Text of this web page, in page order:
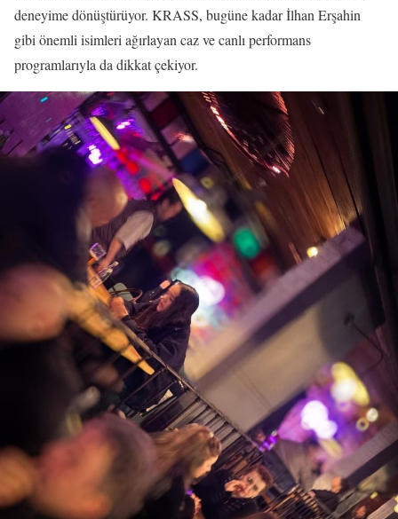
deneyime dönüştürüyor. KRASS, bugüne kadar İlhan Erşahin
gibi önemli isimleri ağırlayan caz ve canlı performans
programlarıyla da dikkat çekiyor.